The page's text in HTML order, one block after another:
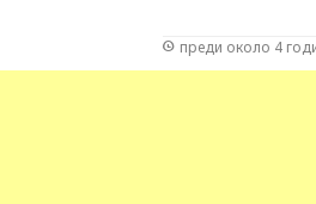
преди около 4